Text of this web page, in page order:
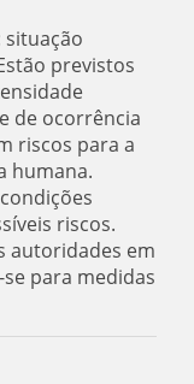
situação
previstos
de ocorrência
riscos para a
humana.
riscos.
autoridades em
para medidas